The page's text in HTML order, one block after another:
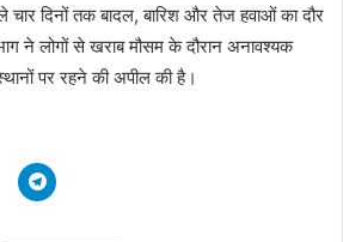
चार दिनों तक बादल, बारिश और तेज हवाओं का दौर
ने लोगों से खराब मौसम के दौरान अनावश्यक
पर रहने की अपील की है।